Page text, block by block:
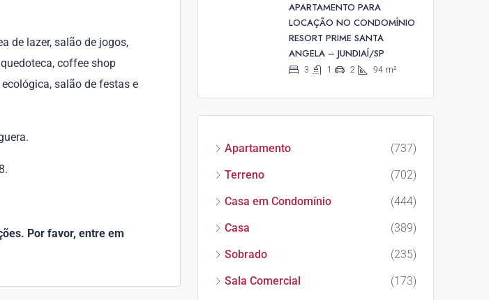
de lazer, salão de jogos,
coffee shop
salão de festas e
Por favor, entre em
APARTAMENTO PARA
LOCAÇÃO NO CONDOMÍNIO
RESORT PRIME SANTA
ANGELA – JUNDIAÍ/SP
3 1 2 94 m²
Apartamento
(737)
Terreno
(702)
Casa em Condomínio
(444)
Casa
(389)
Sobrado
(235)
Sala Comercial
(173)